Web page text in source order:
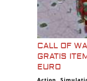
CALL OF
GRATIS
EURO
Action